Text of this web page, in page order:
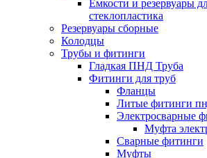
Емкости и резервуары
стеклопластика
Резервуары сборные
Колодцы
Трубы и фитинги
Гладкая ПНД Труба
Фитинги для труб
Фланцы
Литые фитинги
Электросварные
Муфта
Сварные фитинги
Муфты